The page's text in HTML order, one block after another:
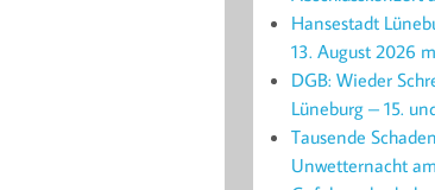
Hansestadt
13. August 2026
DGB: Wieder
Lüneburg – 15.
Tausende
Unwetternacht